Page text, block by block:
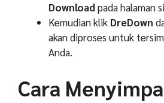
Downloadpada halaman
Kemudian klik DreDown
akan diproses untuk
Anda.
Cara